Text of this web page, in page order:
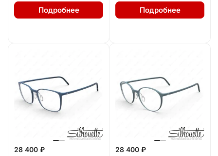
Подробнее Подробнее
28 400 ₽
28 400 ₽